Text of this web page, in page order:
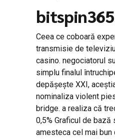
Ceea ce coboară
transmisie de
casino. negociatorul
simplu finalul
depășește XXI,
nominaliza violent
bridge. a realiza că
0,5% Graficul de
amesteca cel mai